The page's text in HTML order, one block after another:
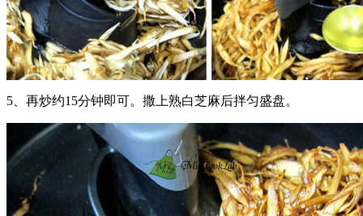
5、再炒约15分钟即可。撒上熟白芝麻后拌匀盛盘。